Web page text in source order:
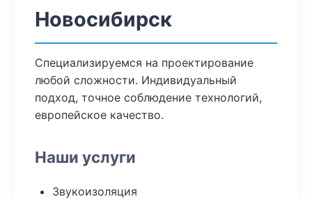
Новосибирск
Специализируемся на проектирование
любой сложности. Индивидуальный
подход, точное соблюдение технологий,
европейское качество.
Наши услуги
Звукоизоляция